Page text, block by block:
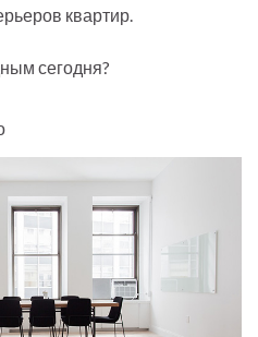
квартир.
сегодня?